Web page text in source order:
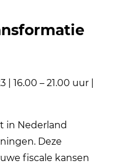
16.00 – 21.00 uur |
in Nederland
Deze
fiscale kansen